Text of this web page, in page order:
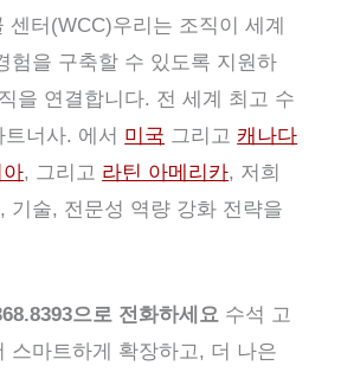
센터(WCC)우리는 조직이 세계
험을 구축할 수 있도록 지원하
을 연결합니다. 전 세계 최고 수
트너사. 에서 미국 그리고 캐나다
아, 그리고 라틴 아메리카, 저희
기술, 전문성 역량 강화 전략을
으로 전화하세요 수석 고
스마트하게 확장하고, 더 나은